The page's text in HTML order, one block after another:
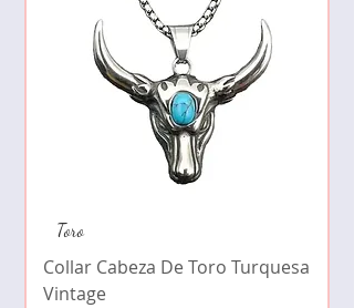
Toro
Collar Cabeza De Toro Turquesa
Vintage